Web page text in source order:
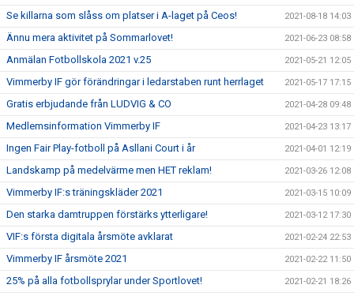
Se killarna som slåss om platser i A-laget på Ceos! 2021-08-18 14:03
Ännu mera aktivitet på Sommarlovet! 2021-06-23 08:58
Anmälan Fotbollskola 2021 v.25 2021-05-21 12:05
Vimmerby IF gör förändringar i ledarstaben runt herrlaget 2021-05-17 17:15
Gratis erbjudande från LUDVIG & CO 2021-04-28 09:48
Medlemsinformation Vimmerby IF 2021-04-23 13:17
Ingen Fair Play-fotboll på Asllani Court i år 2021-04-01 12:19
Landskamp på medelvärme men HET reklam! 2021-03-26 12:08
Vimmerby IF:s träningskläder 2021 2021-03-15 10:09
Den starka damtruppen förstärks ytterligare! 2021-03-12 17:30
VIF:s första digitala årsmöte avklarat 2021-02-24 22:53
Vimmerby IF årsmöte 2021 2021-02-22 11:50
25% på alla fotbollsprylar under Sportlovet! 2021-02-21 18:26